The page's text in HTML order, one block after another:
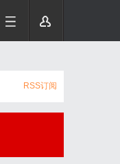
RSS订阅